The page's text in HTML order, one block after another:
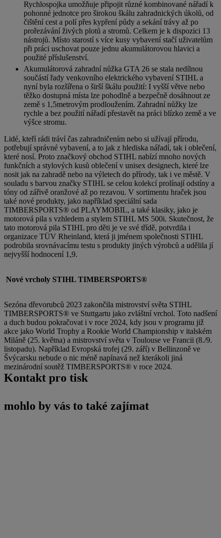
Rychlospojka umožňuje připojit různé kombinované nářadí k
pohonné jednotce pro širokou škálu zahradnických úkolů, od
čištění cest a polí přes kypření půdy a sekání trávy až po
prořezávání živých plotů a stromů. Celkem je k dispozici 13
nástrojů. Místo starostí s více kusy vybavení stačí uživatelům
při práci uschovat pouze jednu akumulátorovou hlavici a
použité příslušenství.
Akumulátorová zahradní nůžka GTA 26 se stala nedílnou
součástí řady venkovního elektrického vybavení STIHL a
nyní byla rozšířena o širší škálu použití: I vyšší větve nebo
těžko dostupná místa lze pohodlně a bezpečně dosáhnout ze
země s 1,5metrovým prodloužením. Zahradní nůžky lze
rychle a bez použití nářadí přestavět na práci blízko země a ve
výšce stromu.
Lidé, kteří rádi tráví čas zahradničením nebo si užívají přírodu,
potřebují správné vybavení, a to jak z hlediska nářadí, tak i oblečení,
které nosí. Proto značkový obchod STIHL nabízí mnoho nových
funkčních a stylových kusů oblečení v unisex designech, které lze
nosit jak na zahradě nebo na výletech do přírody, tak i ve městě. V
souladu s barvou značky STIHL se celou kolekcí prolínají odstíny a
tóny od zářivě oranžové až po rezavou. V sortimentu hraček jsou
také nové produkty, jako například speciální sada
TIMBERSPORTS® od PLAYMOBIL, a také klasiky, jako je
motorová pila s vzhledem a stylem STIHL MS 500i. Skutečnost, že
tato motorová pila STIHL pro děti je ve své třídě, potvrdila i
organizace TÜV Rheinland, která ji jménem společnosti STIHL
podrobila srovnávacímu testu s produkty jiných výrobců a udělila jí
nejvyšší hodnocení 1,9.
Nové vrcholy STIHL TIMBERSPORTS®
Sezóna dřevorubců 2023 zakončila mistrovství světa STIHL
TIMBERSPORTS® ve Stuttgartu jako zvláštní vrchol. Toto nadšení
a duch budou pokračovat i v roce 2024, kdy jsou v programu již
akce jako World Trophy a Rookie World Championship v italském
Miláně (25. května) a mistrovství světa v Toulouse ve Francii (8./9.
listopadu). Například Evropská trofej (29. září) v Bellinzoně ve
Švýcarsku nebude o nic méně napínavá než kterákoli jiná
mezinárodní soutěž TIMBERSPORTS® v roce 2024.
Kontakt pro tisk
mohlo by vás to také zajímat